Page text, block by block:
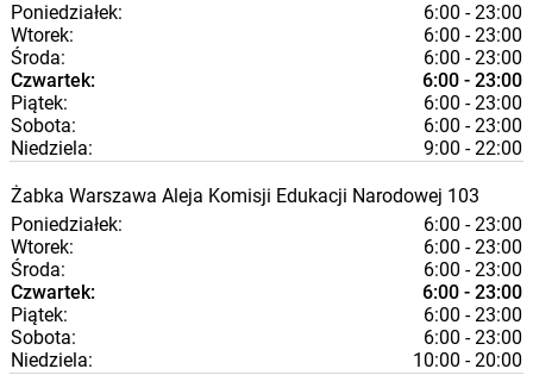
Poniedziałek:
6:00 - 23:00
Wtorek:
6:00 - 23:00
Środa:
6:00 - 23:00
Czwartek:
6:00 - 23:00
Piątek:
6:00 - 23:00
Sobota:
6:00 - 23:00
Niedziela:
9:00 - 22:00
Żabka Warszawa Aleja Komisji Edukacji Narodowej 103
Poniedziałek:
6:00 - 23:00
Wtorek:
6:00 - 23:00
Środa:
6:00 - 23:00
Czwartek:
6:00 - 23:00
Piątek:
6:00 - 23:00
Sobota:
6:00 - 23:00
Niedziela:
10:00 - 20:00